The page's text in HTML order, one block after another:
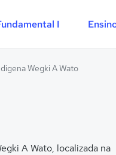
I
Wegki A Wato
A Wato, localizada na